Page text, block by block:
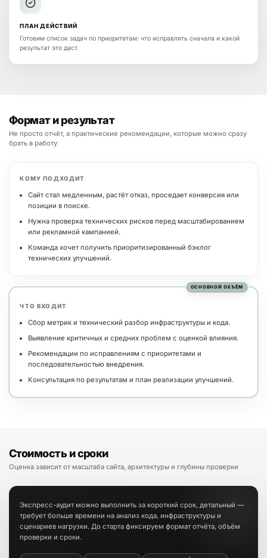
ПЛАН ДЕЙСТВИЙ
Готовим список задач по приоритетам: что исправлять сначала и какой
результат это даст.
Формат и результат
Не просто отчёт, а практические рекомендации, которые можно сразу
брать в работу
КОМУ ПОДХОДИТ
Сайт стал медленным, растёт отказ, проседает конверсия или
позиции в поиске.
Нужна проверка технических рисков перед масштабированием
или рекламной кампанией.
Команда хочет получить приоритизированный бэклог
технических улучшений.
ОСНОВНОЙ ОБЪЁМ
ЧТО ВХОДИТ
Сбор метрик и технический разбор инфраструктуры и кода.
Выявление критичных и средних проблем с оценкой влияния.
Рекомендации по исправлениям с приоритетами и
последовательностью внедрения.
Консультация по результатам и план реализации улучшений.
Стоимость и сроки
Оценка зависит от масштаба сайта, архитектуры и глубины проверки
Экспресс-аудит можно выполнить за короткий срок, детальный —
требует больше времени на анализ кода, инфраструктуры и
сценариев нагрузки. До старта фиксируем формат отчёта, объём
проверки и сроки.